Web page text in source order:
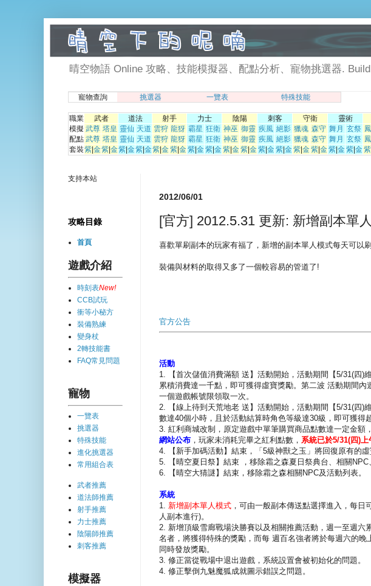
晴空物語 Online 攻略、技能模擬器、配點分析、寵物挑選器.
寵物查詢 挑選器 一覽表 特殊技能
職業 武者 道法 射手 力士 陰陽 刺客 守衛 靈術
模擬 武尊 塔皇 靈仙 天道 雲狩 龍犽 霸星 狂衛 神巫 御靈 疾風 絕影 獵魂 森守 舞月 玄祭
配點 武尊 塔皇 靈仙 天道 雲狩 龍犽 霸星 狂衛 神巫 御靈 疾風 絕影 獵魂 森守 舞月 玄祭
套裝紫 金紫 金紫 金紫 金紫 金紫| 金紫| 金紫| 金紫| 金紫| 金紫| 金紫| 金紫| 金紫| 金紫| 金紫| 金紫|
2012/06/01
[官方] 2012.5.31 更新: 新增副本單
喜歡單刷副本的玩家有福了，新增的副本單人模式每天可以
裝備與材料的取得又多了一個較容易的管道了!
官方公告
活動
1. 【首次儲值消費滿額 送】活動開始，活動期間【5/31(四
累積消費達一千點，即可獲得虛寶獎勵。第二波 活動期間
一個遊戲帳號限領取一次。
2. 【線上待到天荒地老 送】活動開始，活動期間【5/31(四)
數達40個小時，且於活動結算時角色等級達30級，即可獲得
3. 紅利商城改制，原定遊戲中單筆購買商品點數達一定金額
網站公布 ，玩家未消耗完畢之紅利點數， 系統已於5/31(四)上
4. 【新手加碼活動】結束，「5級神獸之玉」將回復原有的虛
5. 【晴空夏日祭】結束 ，移除霜之森夏日祭典台、相關
6. 【晴空大猜謎】結束，移除霜之森相關NPC及活動列表。
系統
1. 新增副本單人模式 ，可由一般副本傳送點選擇進入，每
人副本進行)。
2. 新增頂級雪廊戰場決勝賽以及相關推薦活動，週一至週
名者，將獲得特殊的獎勵，而每 週百名強者將於每週六的
同時發放獎勵。
3. 修正當從戰場中退出遊戲，系統設置會被初始化的問題。
4. 修正擊倒九魅魔狐成就圖示錯誤之問題。
支持本站
攻略目錄
首頁
遊戲介紹
時刻表New!
CCB試玩
衝等小秘方
裝備熟練
變身杖
2轉技能書
FAQ常見問題
寵物
一覽表
挑選器
特殊技能
進化挑選器
常用組合表
武者推薦
道法師推薦
射手推薦
力士推薦
陰陽師推薦
刺客推薦
模擬器